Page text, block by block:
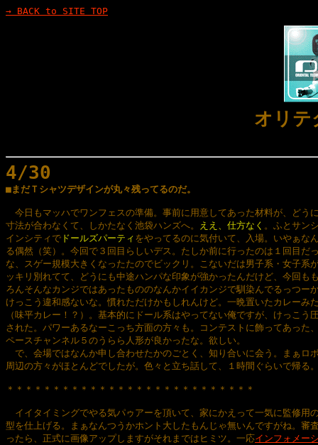
→ BACK to SITE TOP
オリテ
4/30
■まだＴシャツデザインが丸々残ってるのだ。
今日もマッハでワンフェスの準備。事前に用意してあった材料が、どう
寸法が合わなくて、しかたなく池袋ハンズへ。
ええ、仕方なく 。ふとサン
インシティで ドールズパーティ をやってるのに気付いて、入場。いやぁな
る偶然（笑）。今回で３回目らしいデス。たしか前に行ったのは１回目だ
な、スゲー規模大きくなったたのでビックリ。こないだは男子系・女子系
ッキリ別れてて、どうにも中途ハンパな印象が強かったんだけど、今回も
ろんそんなカンジではあったもののなんかイイカンジで馴染んでるっつー
けっこう違和感ないな。慣れただけかもしれんけど。一晩置いたカレーみ
（味平カレー！？）。基本的にドール系はやってない俺ですが、けっこう
された。パワーあるなーこっち方面の方々も。コンテストに飾ってあった
ペースチャンネル５のうらら人形が良かったな。欲しい。
で、会場ではなんか申し合わせたかのごとく、知り合いに会う。まぁロ
周辺の方々がほとんどでしたが。色々と立ち話して、１時間ぐらいで帰る
＊＊＊＊＊＊＊＊＊＊＊＊＊＊＊＊＊＊＊＊＊＊＊＊＊＊＊
イイタイミングでやる気パゥアーを頂いて、家にかえって一気に監修用
型を仕上げる。まぁなんつうかホント大したもんじゃ無いんですがね。審
ったら、正式に画像アップしますがそれまではヒミツ。一応インフォメー